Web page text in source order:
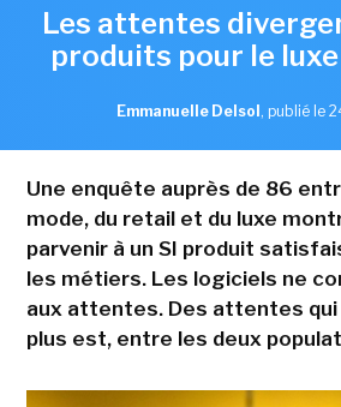
Les attentes
produits pour le
Emmanuelle Delsol , publié le
Une enquête auprès de 86
mode, du retail et du luxe
parvenir à un SI produit
les métiers. Les logiciels ne
aux attentes. Des attentes qui
plus est, entre les deux